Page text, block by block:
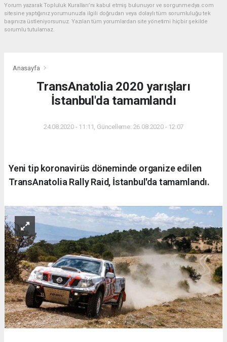
Yorum yazarak Topluluk Kuralları’nı kabul etmiş bulunuyor ve sorgunmedya.com
sitesine yaptığınız yorumunuzla ilgili doğrudan veya dolaylı tüm sorumluluğu tek
başınıza üstleniyorsunuz. Yazılan tüm yorumlardan site yönetimi hiçbir şekilde
sorumlu tutulamaz.
Anasayfa
TransAnatolia 2020 yarışları
İstanbul'da tamamlandı
24.08.2020 - 11:11, Güncelleme: 26.08.2020 - 12:07
Yeni tip koronavirüs döneminde organize edilen
TransAnatolia Rally Raid, İstanbul'da tamamlandı.